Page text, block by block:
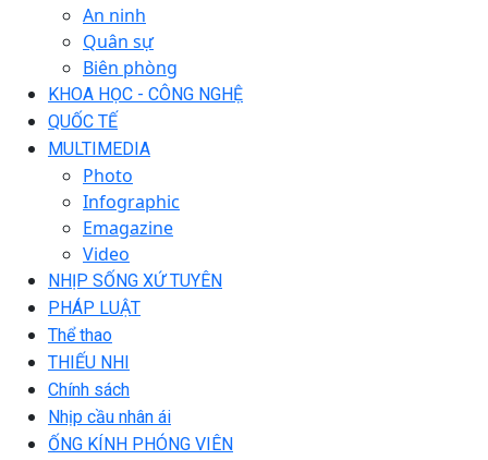
An ninh
Quân sự
Biên phòng
KHOA HỌC - CÔNG NGHỆ
QUỐC TẾ
MULTIMEDIA
Photo
Infographic
Emagazine
Video
NHỊP SỐNG XỨ TUYÊN
PHÁP LUẬT
Thể thao
THIẾU NHI
Chính sách
Nhịp cầu nhân ái
ỐNG KÍNH PHÓNG VIÊN